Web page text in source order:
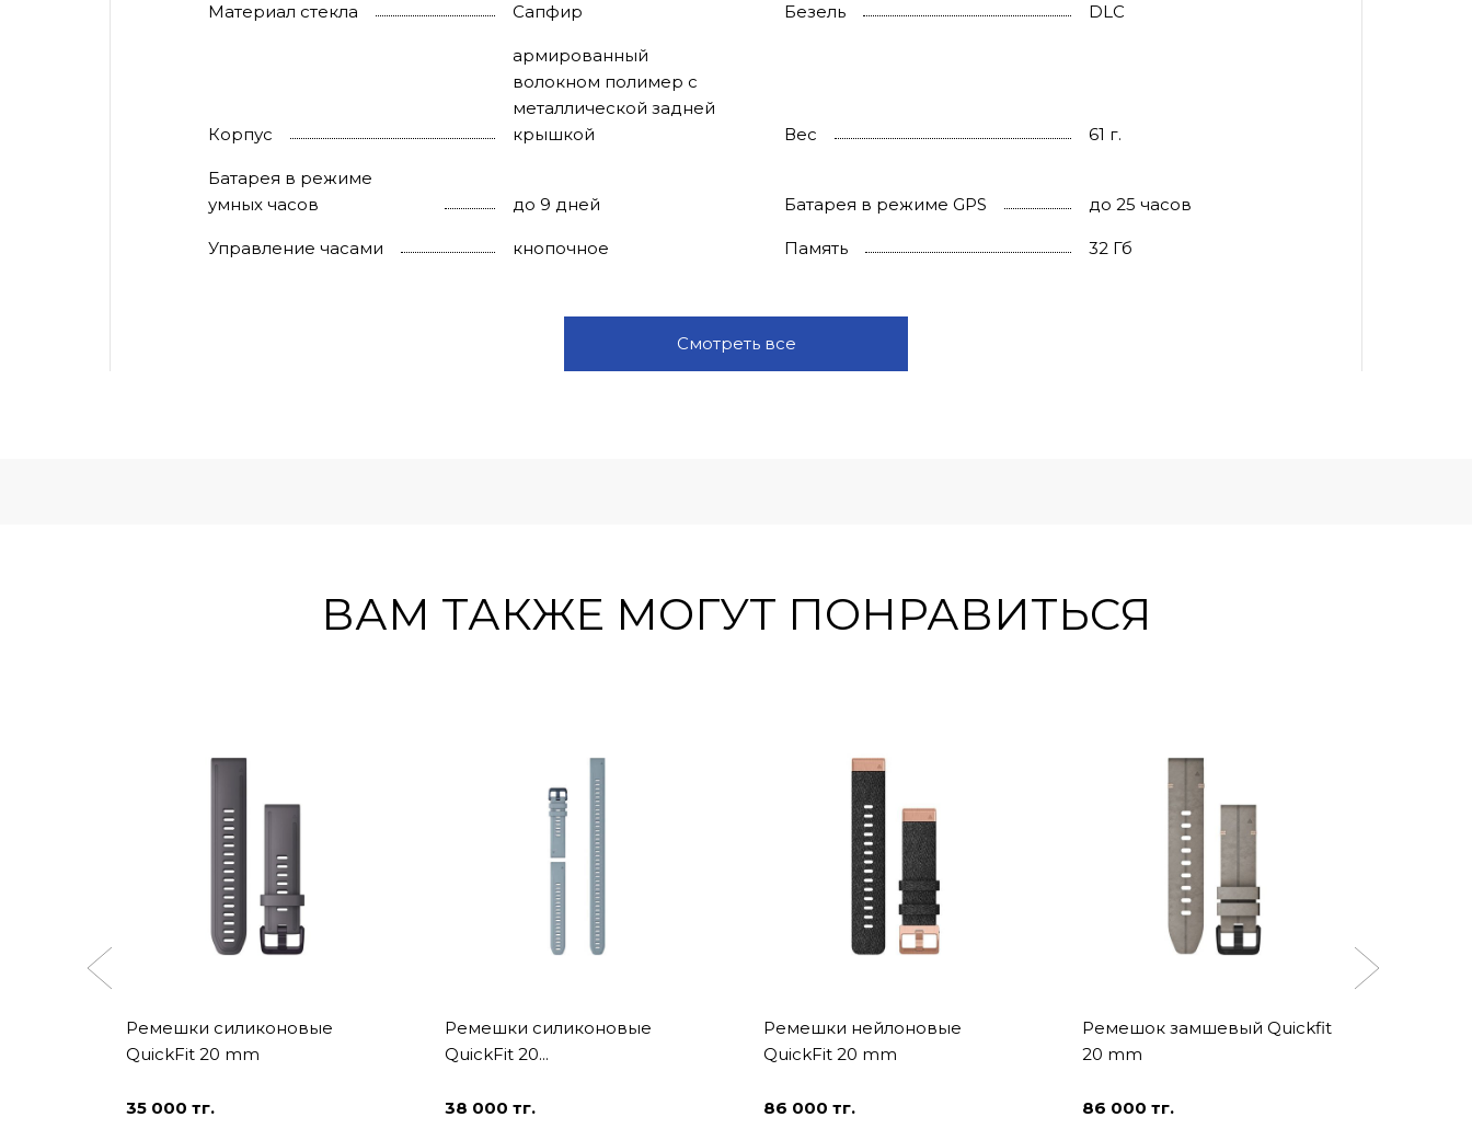
Материал стекла Сапфир Безель
DLC
Корпус
армированный
волокном полимер с
металлической задней
крышкой
Вес 61 г.
Батарея в режиме
умных часов
до 9 дней Батарея в режиме GPS до 25 часов
Управление часами кнопочное Память 32 Гб
Смотреть все
ВАМ ТАКЖЕ МОГУТ ПОНРАВИТЬСЯ
Ремешки силиконовые
QuickFit 20 mm
35 000 тг.
Ремешки силиконовые
QuickFit 20...
38 000 тг.
Ремешки нейлоновые
QuickFit 20 mm
86 000 тг.
Ремешок замшевый Quickfit
20 mm
86 000 тг.